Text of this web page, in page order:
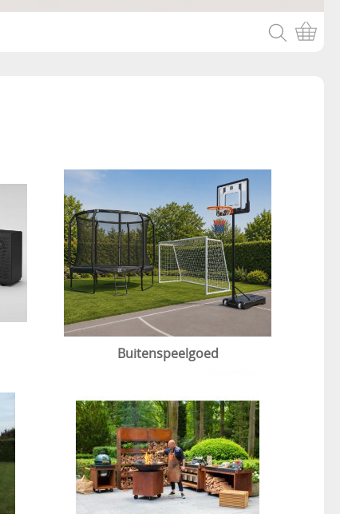
Buitenspeelgoed